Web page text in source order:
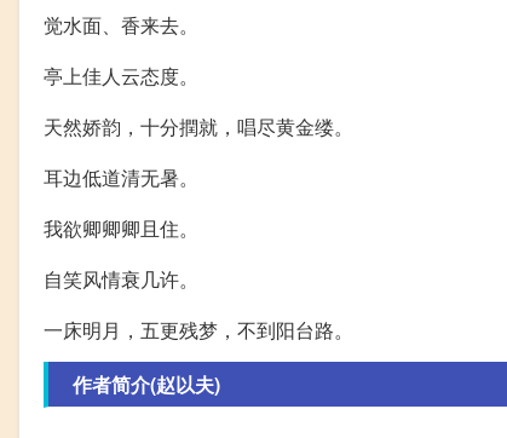
觉水面、香来去。
亭上佳人云态度。
天然娇韵，十分撋就，唱尽黄金缕。
耳边低道清无暑。
我欲卿卿卿且住。
自笑风情衰几许。
一床明月，五更残梦，不到阳台路。
作者简介(赵以夫)